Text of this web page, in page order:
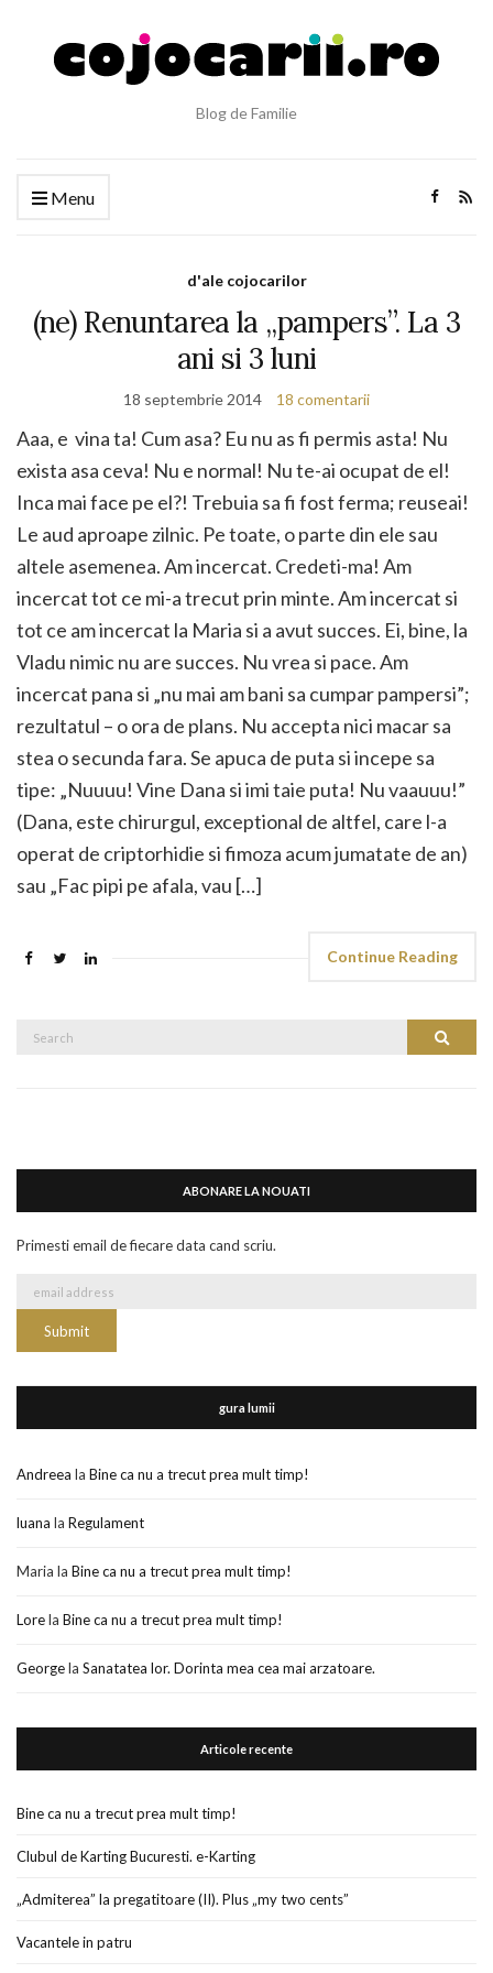
Blog de Familie
Menu
d'ale cojocarilor
(ne) Renuntarea la „pampers”. La 3
ani si 3 luni
18 septembrie 2014 18 comentarii
Aaa, e vina ta! Cum asa? Eu nu as fi permis asta! Nu
exista asa ceva! Nu e normal! Nu te-ai ocupat de el!
Inca mai face pe el?! Trebuia sa fi fost ferma; reuseai!
Le aud aproape zilnic. Pe toate, o parte din ele sau
altele asemenea. Am incercat. Credeti-ma! Am
incercat tot ce mi-a trecut prin minte. Am incercat si
tot ce am incercat la Maria si a avut succes. Ei, bine, la
Vladu nimic nu are succes. Nu vrea si pace. Am
incercat pana si „nu mai am bani sa cumpar pampersi”;
rezultatul – o ora de plans. Nu accepta nici macar sa
stea o secunda fara. Se apuca de puta si incepe sa
tipe: „Nuuuu! Vine Dana si imi taie puta! Nu vaauuu!”
(Dana, este chirurgul, exceptional de altfel, care l-a
operat de criptorhidie si fimoza acum jumatate de an)
sau „Fac pipi pe afala, vau […]
Continue Reading
Search
ABONARE LA NOUATI
Primesti email de fiecare data cand scriu.
gura lumii
Andreea la Bine ca nu a trecut prea mult timp!
luana la Regulament
Maria la Bine ca nu a trecut prea mult timp!
Lorela Bine ca nu a trecut prea mult timp!
Georgela Sanatatea lor. Dorinta mea cea mai arzatoare.
Articole recente
Bine ca nu a trecut prea mult timp!
Clubul de Karting Bucuresti. e-Karting
„Admiterea” la pregatitoare (II). Plus „my two cents”
Vacantele in patru